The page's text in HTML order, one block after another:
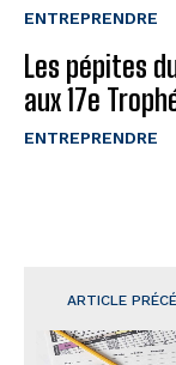
ENTREPRENDRE
Les pépites
aux 17e
ENTREPRENDRE
ARTICLE